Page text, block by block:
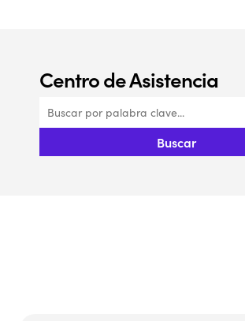
Centro de Asistencia​
Buscar